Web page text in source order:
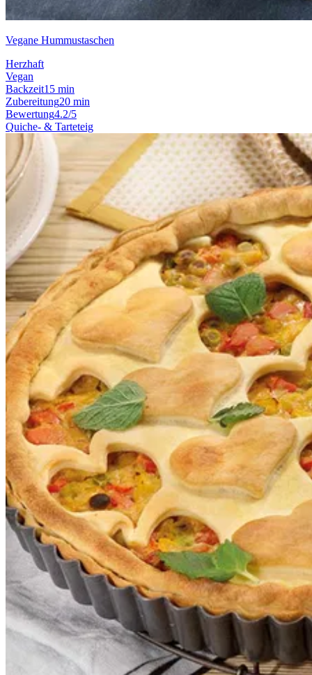
Vegane Hummustaschen
Herzhaft
Vegan
Backzeit15 min
Zubereitung20 min
Bewertung4.2/5
Quiche- & Tarteteig